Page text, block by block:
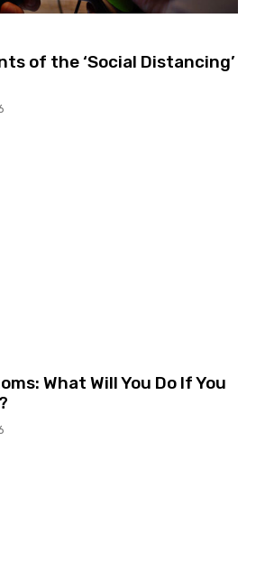
of the ‘Social Distancing’
What Will You Do If You